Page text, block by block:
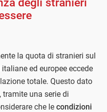
la quota di stranieri sul
ed europee eccede
totale. Questo dato
una serie di
che le condizioni